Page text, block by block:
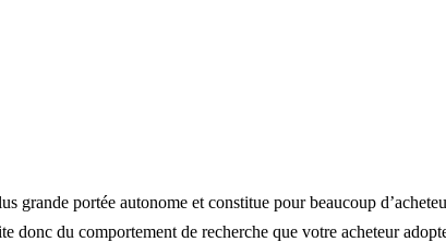
portée autonome et constitue pour beaucoup
du comportement de recherche que votre acheteur